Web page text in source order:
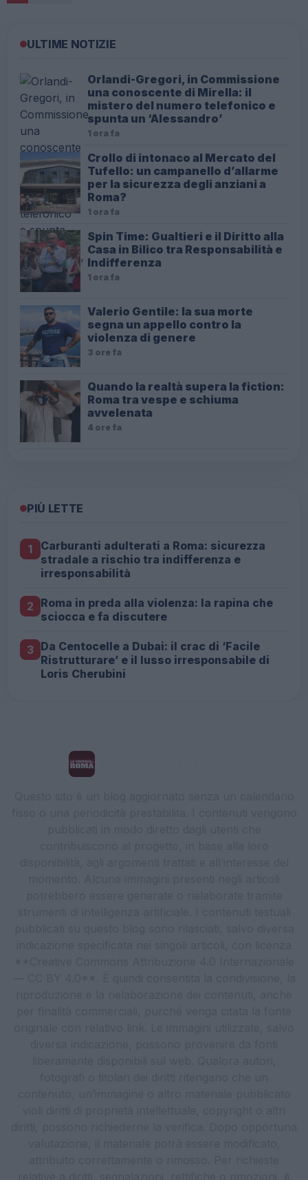
ULTIME NOTIZIE
Orlandi-Gregori, in Commissione
una conoscente di Mirella: il
mistero del numero telefonico e
spunta un ‘Alessandro’
1 ora fa
Crollo di intonaco al Mercato del
Tufello: un campanello d’allarme
per la sicurezza degli anziani a
Roma?
1 ora fa
Spin Time: Gualtieri e il Diritto alla
Casa in Bilico tra Responsabilità e
Indifferenza
1 ora fa
Valerio Gentile: la sua morte
segna un appello contro la
violenza di genere
3 ore fa
Quando la realtà supera la fiction:
Roma tra vespe e schiuma
avvelenata
4 ore fa
PIÙ LETTE
1
Carburanti adulterati a Roma: sicurezza
stradale a rischio tra indifferenza e
irresponsabilità
2 Roma in preda alla violenza: la rapina che
sciocca e fa discutere
3 Da Centocelle a Dubai: il crac di ‘Facile
Ristrutturare’ e il lusso irresponsabile di
Loris Cherubini